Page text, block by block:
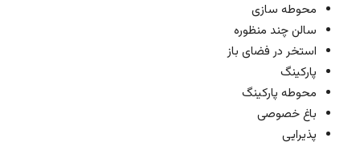
محوطه سازی
سالن چند منظوره
استخر در فضای باز
پارکینگ
محوطه پارکینگ
باغ خصوصی
پذیرایی